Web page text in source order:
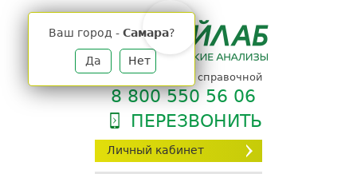
Личный кабинет
Ваш город - Самара?
Да Нет
телефон единой справочной
8 800 550 56 06
ПЕРЕЗВОНИТЬ